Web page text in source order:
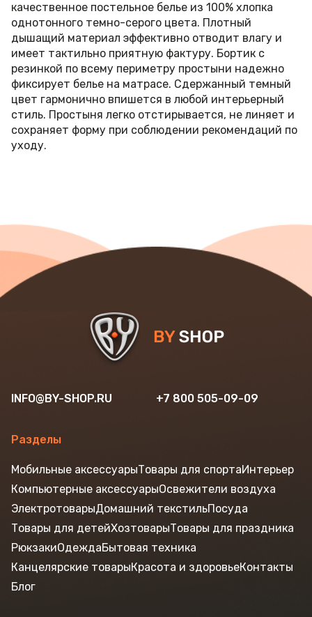
качественное постельное белье из 100% хлопка
однотонного темно-серого цвета. Плотный
дышащий материал эффективно отводит влагу и
имеет тактильно приятную фактуру. Бортик с
резинкой по всему периметру простыни надежно
фиксирует белье на матрасе. Сдержанный темный
цвет гармонично впишется в любой интерьерный
стиль. Простыня легко отстирывается, не линяет и
сохраняет форму при соблюдении рекомендаций по
уходу.
INFO@BY-SHOP.RU +7 800 505-09-09
Разделы
Мобильные аксессуарыТовары для спортаИнтерьер
Компьютерные аксессуарыОсвежители воздуха
ЭлектротоварыДомашний текстильПосуда
Товары для детейХозтоварыТовары для праздника
РюкзакиОдеждаБытовая техника
Канцелярские товарыКрасота и здоровьеКонтакты
Блог